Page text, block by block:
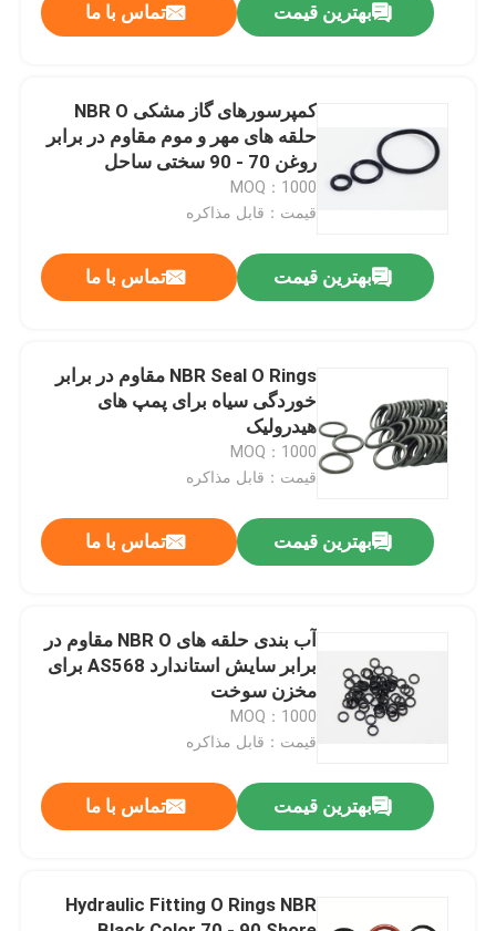
خانه
فیلم های
کارخانه تور
تماس با ما
اخبار
حلقه های لاستیکی
بهترین قیمت تماس با ما
کمپرسورهای گاز مشکی NBR O
حلقه های مهر و موم مقاوم در برابر
روغن 70 - 90 سختی ساحل
MOQ：1000
قیمت：قابل مذاکره
بهترین قیمت تماس با ما
NBR Seal O Rings مقاوم در برابر
خوردگی سیاه برای پمپ های
هیدرولیک
MOQ：1000
قیمت：قابل مذاکره
بهترین قیمت تماس با ما
آب بندی حلقه های NBR O مقاوم در
برابر سایش استاندارد AS568 برای
مخزن سوخت
MOQ：1000
قیمت：قابل مذاکره
بهترین قیمت تماس با ما
Hydraulic Fitting O Rings NBR